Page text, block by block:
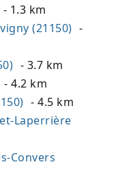
- 1.3 km
(21150) -
- 3.7 km
- 4.2 km
- 4.5 km
Laperrière
Convers